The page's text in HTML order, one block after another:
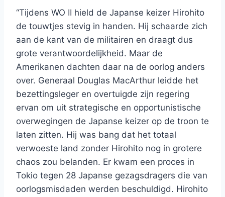
“Tijdens WO II hield de Japanse keizer Hirohito
de touwtjes stevig in handen. Hij schaarde zich
aan de kant van de militairen en draagt dus
grote verantwoordelijkheid. Maar de
Amerikanen dachten daar na de oorlog anders
over. Generaal Douglas MacArthur leidde het
bezettingsleger en overtuigde zijn regering
ervan om uit strategische en opportunistische
overwegingen de Japanse keizer op de troon te
laten zitten. Hij was bang dat het totaal
verwoeste land zonder Hirohito nog in grotere
chaos zou belanden. Er kwam een proces in
Tokio tegen 28 Japanse gezagsdragers die van
oorlogsmisdaden werden beschuldigd. Hirohito